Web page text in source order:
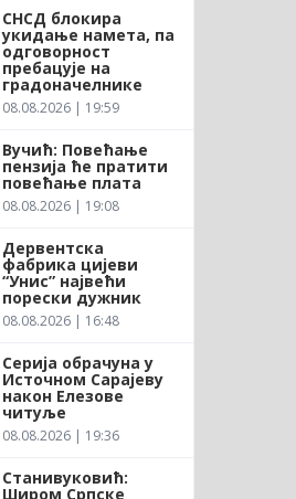
СНСД блокира
укидање намета, па
одговорност
пребацује на
градоначелнике
08.08.2026 | 19:59
Вучић: Повећање
пензија ће пратити
повећање плата
08.08.2026 | 19:08
Дервентска
фабрика цијеви
“Унис” највећи
порески дужник
08.08.2026 | 16:48
Серија обрачуна у
Источном Сарајеву
након Елезове
читуље
08.08.2026 | 19:36
Станивуковић:
Широм Српске